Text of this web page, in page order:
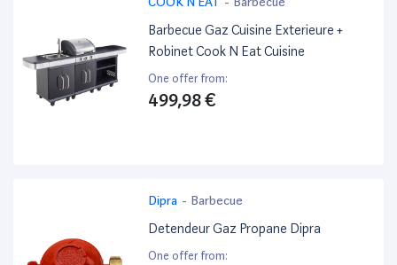
Barbecue Gaz Cuisine Exterieure +
Robinet Cook N Eat Cuisine
One offer from:
499,98 €
Dipra - Barbecue
Detendeur Gaz Propane Dipra
One offer from: